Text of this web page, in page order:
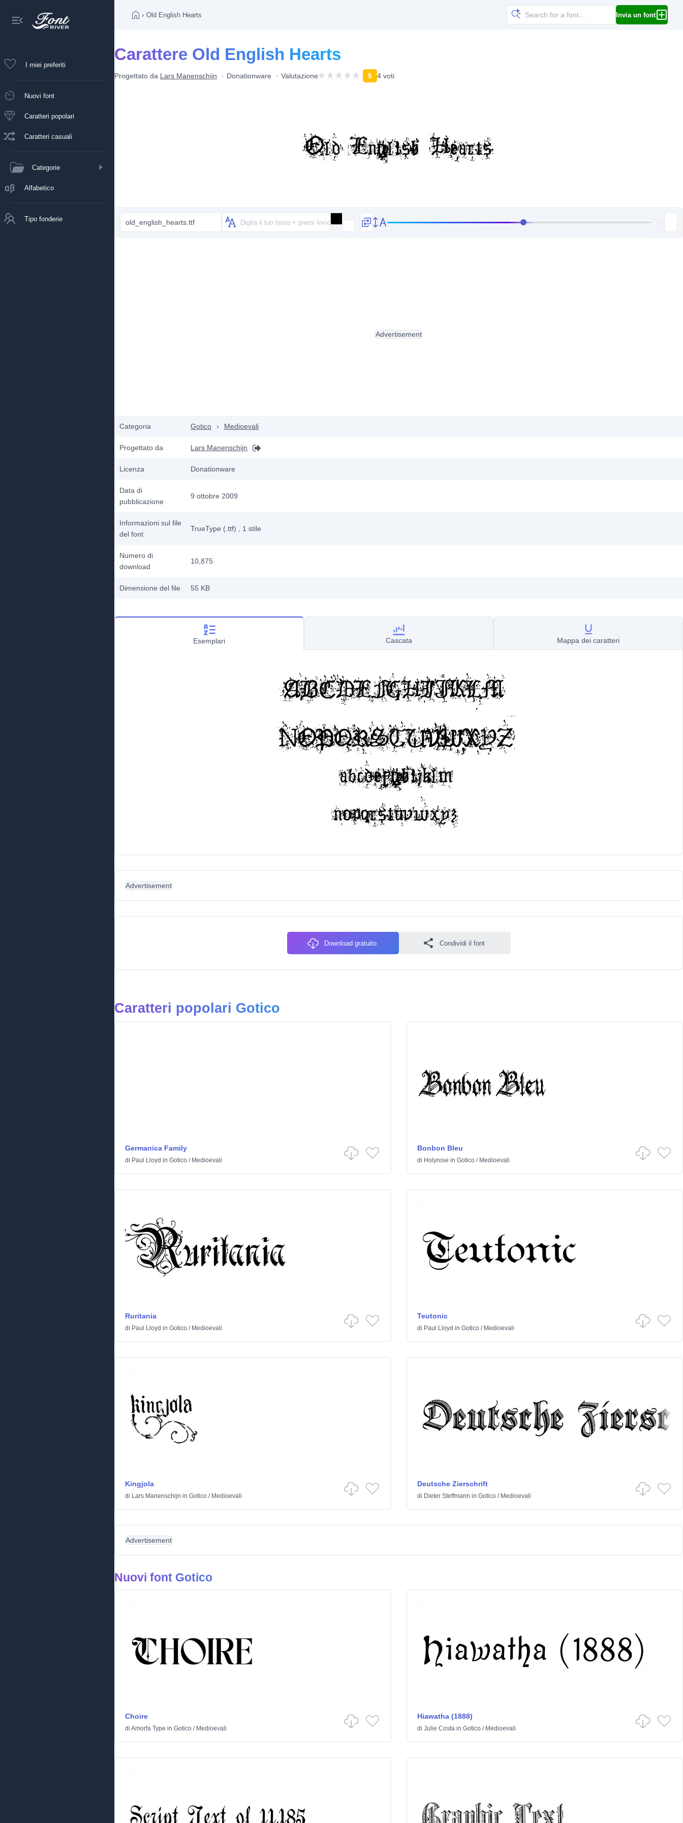
I miei preferiti
Nuovi font
Caratteri popolari
Caratteri casuali
Categorie
Alfabetico
Tipo fonderie
› Old English Hearts Invia un font
Carattere Old English Hearts
Progettato da Lars Manenschijn Donationware Valutazione 5 4 voti
old_english_hearts.ttf
Categoria Gotico › Medioevali
Progettato da Lars Manenschijn
Licenza Donationware
Data di
pubblicazione
9 ottobre 2009
Informazioni sul file
del font
TrueType (.ttf) , 1 stile
Numero di
download
10,875
Dimensione del file 55 KB
Advertisement
Esemplari Cascata Mappa dei caratteri
Advertisement
Download gratuito Condividi il font
Caratteri popolari Gotico
Germanica Family
di Paul Lloyd in Gotico / Medioevali
Bonbon Bleu
di Holyrose in Gotico/ Medioevali
Ruritania
di Paul Lloyd in Gotico / Medioevali
Teutonic
di Paul Lloyd in Gotico/ Medioevali
Kingjola
di Lars Manenschijn in Gotico / Medioevali
Deutsche Zierschrift
di Dieter Steffmann in Gotico/ Medioevali
Advertisement
Nuovi font Gotico
Choire
di Amorfa Type in Gotico / Medioevali
Hiawatha (1888)
di Julie Costain Gotico/ Medioevali